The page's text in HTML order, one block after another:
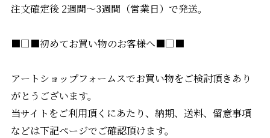
注文確定後 2週間〜3週間（営業日）で発送。
■□■初めてお買い物のお客様へ■□■
アートショップフォームスでお買い物をご検討頂きあり
がとうございます。
当サイトをご利用頂くにあたり、納期、送料、留意事項
などは下記ページでご確認頂けます。